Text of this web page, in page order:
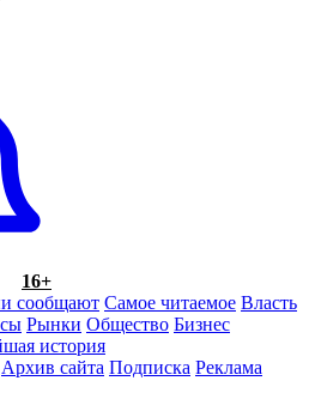
16+
сообщают Самое читаемое Власть
Рынки Общество Бизнес
история
Архив сайта Подписка Реклама